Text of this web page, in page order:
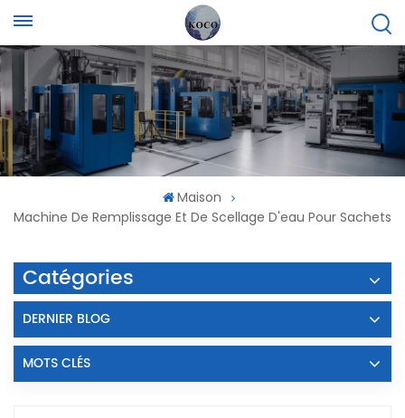
Maison
Machine De Remplissage Et De Scellage D'eau Pour Sachets
Catégories
DERNIER BLOG
MOTS CLÉS